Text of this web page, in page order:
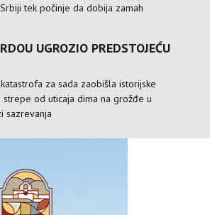
tek počinje da dobija zamah
UGROZIO PREDSTOJEĆU
za sada zaobišla istorijske
strepe od uticaja dima na grožđe u
sazrevanja